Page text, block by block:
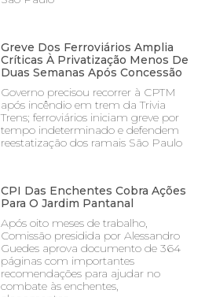
Greve Dos Ferroviários Amplia
Críticas À Privatização Menos De
Duas Semanas Após Concessão
Governo precisou recorrer à CPTM
após incêndio em trem da Trivia
Trens; ferroviários iniciam greve por
tempo indeterminado e defendem
reestatização dos ramais São Paulo
CPI Das Enchentes Cobra Ações
Para O Jardim Pantanal
Após oito meses de trabalho,
Comissão presidida por Alessandro
Guedes aprova documento de 364
páginas com importantes
recomendações para ajudar no
combate às enchentes,